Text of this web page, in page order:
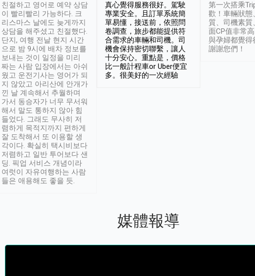
친절하고 영어로 예약 상담
이 빨리빨리 가능하다. 크
리스마스 날에도 늦게까지
상담을 해주셨고 친절했다.
단지, 여행 전날 현지 시간
으로 밤 9시에 배차 정보를
보내는 것이 일정을 미리
짜는 사람 입장에서는 아쉬
웠고 운전기사는 영어가 되
지 않았고 아리산에 안개가
낀 날 계속해서 추월하며
가서 동승자가 너무 무서워
해서 말도 통하지 않아 힘
들었다. 그래도 무사히 저
렴하게 목적지까지 편하게
잘 도착해서 또 이용할 생
각이다. 확실히 택시비보다
저렴하고 일반 투어보다 샌
딩. 픽업 서비스 개념이라
여럿이 자유여행하는 사람
들은 애용해도 좋을 듯.
真心覺得服務很好。駕駛
專業安全。且訂單系統簡
單易懂，接送前，依照問
卷調查，旅步都能提供符
合需求的車輛和司機。司
機會保持密切聯繫，讓人
十分安心。重點是，價格
比一般計程車or Uber便宜
多。很美好的一次經驗
第一次搭乘
歡！車輛狀態
質、司機素質
面CP值非常
與孕婦都覺得
謝謝您們！
媒體報導